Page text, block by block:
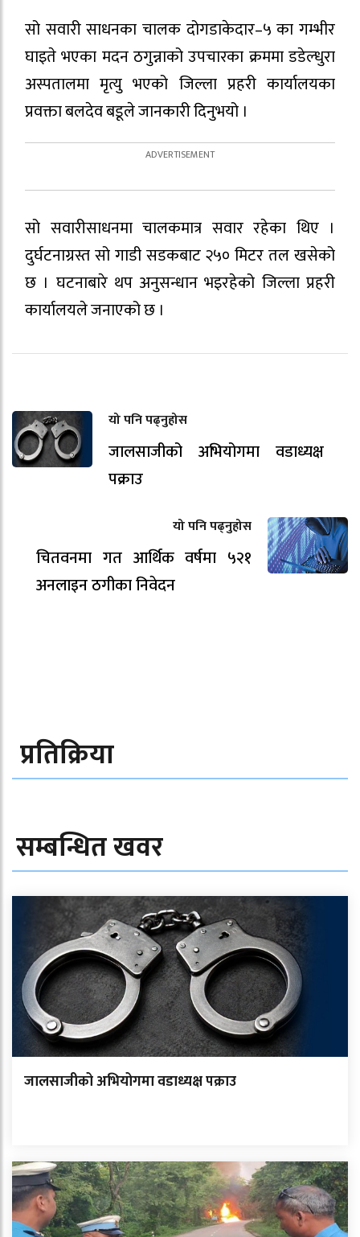
सो सवारी साधनका चालक दोगडाकेदार–५ का गम्भीर
घाइते भएका मदन ठगुन्नाको उपचारका क्रममा डडेल्धुरा
अस्पतालमा मृत्यु भएको जिल्ला प्रहरी कार्यालयका
प्रवक्ता बलदेव बडूले जानकारी दिनुभयो ।
सो सवारीसाधनमा चालकमात्र सवार रहेका थिए ।
दुर्घटनाग्रस्त सो गाडी सडकबाट २५० मिटर तल खसेको
छ । घटनाबारे थप अनुसन्धान भइरहेको जिल्ला प्रहरी
कार्यालयले जनाएको छ ।
यो पनि पढ्नुहोस
जालसाजीको अभियोगमा वडाध्यक्ष
पक्राउ
यो पनि पढ्नुहोस
चितवनमा गत आर्थिक वर्षमा ५२१
अनलाइन ठगीका निवेदन
प्रतिक्रिया
सम्बन्धित खवर
जालसाजीको अभियोगमा वडाध्यक्ष पक्राउ